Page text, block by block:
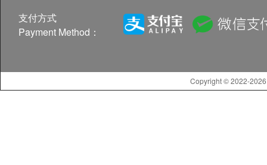
支付方式
Payment Method：
Copyright © 2022-